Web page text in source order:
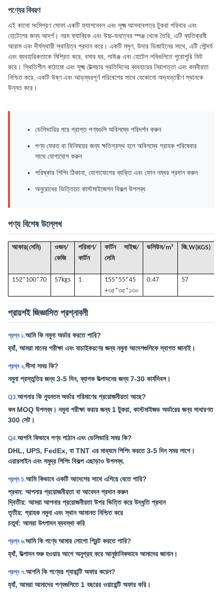
পণ্যের বিবরণ
এই কালো সংমিশ্রণ সোফা একটি ফ্যাশনেবল এবং সূক্ষ্ম আসবাবপত্র টুকরা পরিবার এবং
হোটেলের জন্য আদর্শ। নরম ফ্যাব্রিক এবং উচ্চ-ঘনত্বের স্পঞ্জ থেকে তৈরি, এটি ব্যতিক্রমী
আরাম এবং দীর্ঘস্থায়ী স্থায়িত্ব প্রদান করে। একটি মসৃণ, উদার ডিজাইনের সাথে, এটি সৌন্দর্য
এবং ব্যবহারিকতাকে মিশ্রিত করে, বসার ঘর, লাউঞ্জ এবং হোটেল লবিগুলিতে পুরোপুরি ফিট
করে। স্থিতিশীল কাঠামো এবং সূক্ষ্ম টেক্সচার প্রতিদিনের ব্যবহারের নিরাপত্তা এবং কমনীয়তা
নিশ্চিত করে, একটি উষ্ণ এবং আড়ম্বরপূর্ণ পরিবেশের সাথে যেকোনো অভ্যন্তরীণ স্থানকে
উন্নত করে।
ডেলিভারির পরে প্রাপ্ত পণ্যগুলি অবিলম্বে পরিদর্শন করুন
পণ্য ফেরত বা বিনিময়ের জন্য ক্ষতিগ্রস্থ হলে অবিলম্বে গ্রাহক পরিষেবার
সাথে যোগাযোগ করুন
পরিষ্কার শিপিং ঠিকানা, যোগাযোগের ব্যক্তি এবং ফোন নম্বর প্রদান করুন
অনুরোধের ভিত্তিতে কাস্টমাইজেশন বিকল্প উপলব্ধ
পণ্য বিশেষ উল্লেখ
আকার(সেমি)
ওজন/
কেজি
পরিমাণ/
কার্টন
কার্টন সাইজ/
সেমি
ভলিউম/m³ জি.W(KGS)
152*100*70 57kgs 1
155*55*45
+৩৫*৩৫*১৩০
0.47 57
প্রায়শই জিজ্ঞাসিত প্রশ্নাবলী
প্রশ্ন ১.আমি কি নমুনা অর্ডার করতে পারি?
হ্যাঁ, আমরা মানের পরীক্ষা এবং যাচাইকরণের জন্য নমুনা আদেশগুলিকে স্বাগত জানাই।
প্রশ্ন ২.সীসা সময় কি?
নমুনা প্রস্তুতির জন্য 3-5 দিন, ব্যাপক উত্পাদনের জন্য 7-30 কার্যদিবস।
Q3.আপনার কি ন্যূনতম অর্ডার পরিমাণের প্রয়োজনীয়তা আছে?
কম MOQ উপলব্ধ। নমুনা পরীক্ষা করার জন্য 1 টুকরা, কাস্টমাইজড অর্ডারের জন্য সাধারণত
300 সেট।
Q4.আপনি কিভাবে পণ্য পাঠান এবং ডেলিভারি সময় কি?
DHL, UPS, FedEx, বা TNT এর মাধ্যমে শিপিং করতে 3-5 দিন সময় লাগে।
এয়ারলাইন এবং সমুদ্র শিপিং বিকল্প এছাড়াও উপলব্ধ.
প্রশ্ন 5.আমি কিভাবে একটি আদেশের সাথে এগিয়ে যেতে পারি?
প্রথম: আপনার প্রয়োজনীয়তা বা আবেদন প্রদান করুন
দ্বিতীয়: আমরা আপনার প্রয়োজনীয়তা উপর ভিত্তি করে উদ্ধৃতি প্রদান
তৃতীয়: গ্রাহক নমুনা এবং স্থান আমানত নিশ্চিত করে
চতুর্থ: আমরা উৎপাদন ব্যবস্থা করি
প্রশ্ন ৬.আমি কি পণ্যে আমার লোগো প্রিন্ট করতে পারি?
হ্যাঁ, উত্পাদন শুরু হওয়ার আগে অনুগ্রহ করে আনুষ্ঠানিকভাবে আমাদের জানান।
প্রশ্ন ৭.আপনি কি পণ্যের গ্যারান্টি অফার করেন?
হ্যাঁ, আমরা আমাদের পণ্যগুলিতে 1 বছরের ওয়ারেন্টি অফার করি।